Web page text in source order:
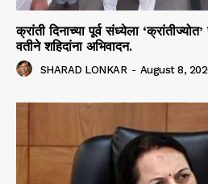
क्रांती दिनाच्या पूर्व संध्येला
वतीने शहिदांना अभिवादन.
SHARAD LONKAR - August 8,